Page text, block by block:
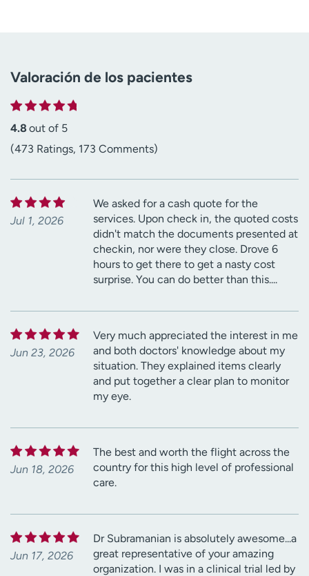
Valoración de los pacientes
4.8 out of 5
(473 Ratings, 173 Comments)
Jul 1, 2026
We asked for a cash quote for the
services. Upon check in, the quoted costs
didn't match the documents presented at
checkin, nor were they close. Drove 6
hours to get there to get a nasty cost
surprise. You can do better than this....
Jun 23, 2026
Very much appreciated the interest in me
and both doctors' knowledge about my
situation. They explained items clearly
and put together a clear plan to monitor
my eye.
Jun 18, 2026
The best and worth the flight across the
country for this high level of professional
care.
Jun 17, 2026
Dr Subramanian is absolutely awesome...a
great representative of your amazing
organization. I was in a clinical trial led by